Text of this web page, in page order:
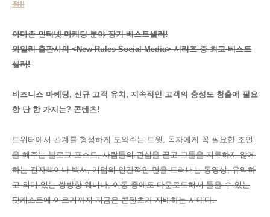
정!!
아마존 인터넷 마케팅 분야 장기 베스트셀러!
와일리 출판사의 <New Rules Social Media> 시리즈 중 최고 베스트
셀러!
비즈니스 마케팅, 신규 고객 유치, 지속적인 고객의 충성도 창출에 필요
한 단 한 가지는? 콘텐츠!
트위터에서 관계를 형성하게 도와주는 트윗, 독자에게 꼭 필요한 조언
을 해주는 블로그 포스트, 사람들의 관심을 끌고 그들을 지루하지 않게
하는 전자책이나 백서, 기업의 인간적인 면을 드러내는 동영상, 유익하
고 의미 있는 쌍방향 웨비나, 이동 중에도 다운로드해서 들을 수 있는
팟캐스트에 이르기까지 지금은 콘텐츠가 지배하는 시대다.